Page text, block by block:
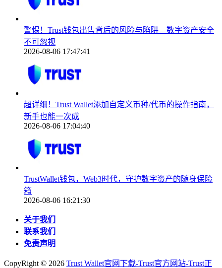
警惕！Trust钱包出售背后的风险与陷阱—数字资产安全
不可忽视
2026-08-06 17:47:41
超详细！Trust Wallet添加自定义币种/代币的操作指南，
新手也能一次成
2026-08-06 17:04:40
TrustWallet钱包，Web3时代，守护数字资产的随身保险
箱
2026-08-06 16:21:30
关于我们
联系我们
免责声明
CopyRight © 2026 Trust Wallet官网下载-Trust官方网站-Trust正